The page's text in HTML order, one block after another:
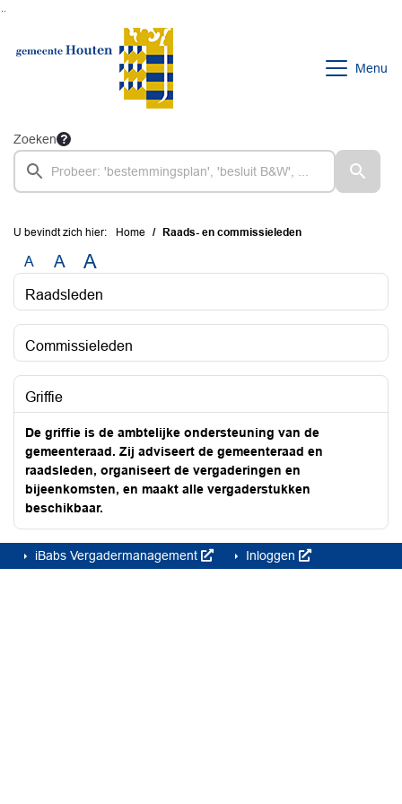
Menu
Zoeken
U bevindt zich hier: Home Raads- en commissieleden
A A A
Raadsleden
Commissieleden
Griffie
De griffie is de ambtelijke ondersteuning van de
gemeenteraad. Zij adviseert de gemeenteraad en
raadsleden, organiseert de vergaderingen en
bijeenkomsten, en maakt alle vergaderstukken
beschikbaar.
iBabs Vergadermanagement Inloggen